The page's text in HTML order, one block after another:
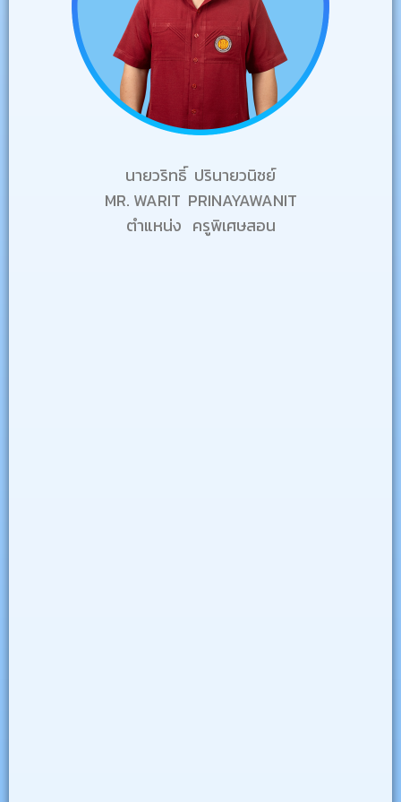
นายวริทธิ์ ปรินายวนิชย์
MR. WARIT PRINAYAWANIT
ตำแหน่ง ครูพิเศษสอน